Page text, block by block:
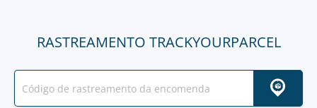
RASTREAMENTO TRACKYOURPARCEL